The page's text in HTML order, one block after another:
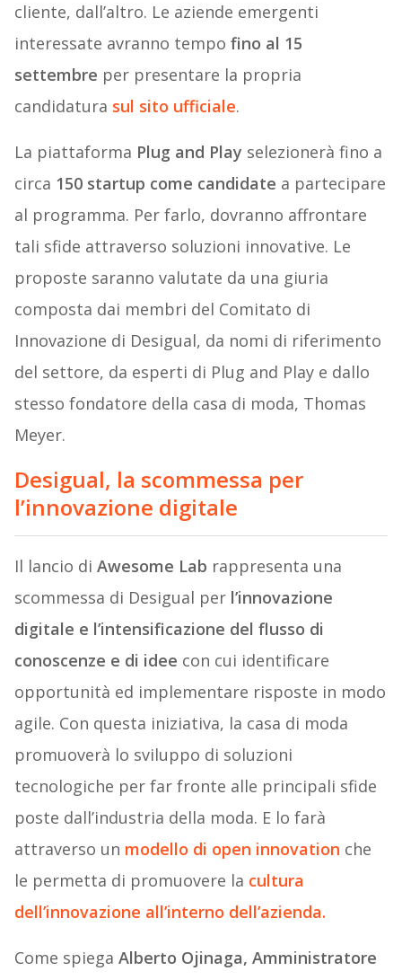
cliente, dall’altro. Le aziende emergenti
interessate avranno tempo fino al 15
settembre per presentare la propria
candidatura sul sito ufficiale.
La piattaforma Plug and Play selezionerà fino a
circa 150 startup come candidate a partecipare
al programma. Per farlo, dovranno affrontare
tali sfide attraverso soluzioni innovative. Le
proposte saranno valutate da una giuria
composta dai membri del Comitato di
Innovazione di Desigual, da nomi di riferimento
del settore, da esperti di Plug and Play e dallo
stesso fondatore della casa di moda, Thomas
Meyer.
Desigual, la scommessa per
l’innovazione digitale
Il lancio di Awesome Lab rappresenta una
scommessa di Desigual per l’innovazione
digitale e l’intensificazione del flusso di
conoscenze e di idee con cui identificare
opportunità ed implementare risposte in modo
agile. Con questa iniziativa, la casa di moda
promuoverà lo sviluppo di soluzioni
tecnologiche per far fronte alle principali sfide
poste dall’industria della moda. E lo farà
attraverso un modello di open innovation che
le permetta di promuovere la cultura
dell’innovazione all’interno dell’azienda.
Come spiega Alberto Ojinaga, Amministratore